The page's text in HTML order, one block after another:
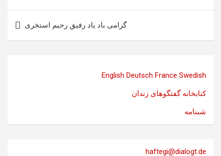
گرامی باد یاد رفیق رحیم استخری
English Deutsch France Swedish
کتابخانه گفتگوهای زندان
شبنامه
haftegi@dialogt.de